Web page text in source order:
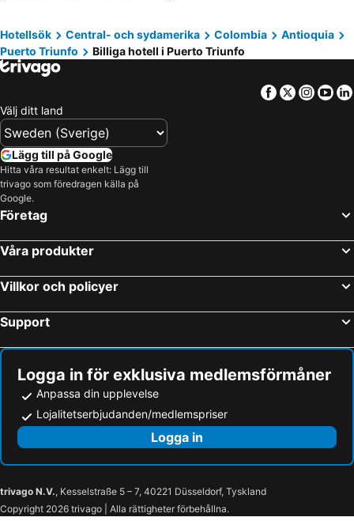
Hotellsök Central- och sydamerika Colombia
Antioquia
Puerto Triunfo
Billiga hotell i Puerto Triunfo
Facebook
Twitter
Välj ditt land
Lägg till på Google
Hitta våra resultat enkelt: Lägg till
trivago som föredragen källa på
Google.
Företag
Våra produkter
Villkor och policyer
Support
Logga in för exklusiva medlemsförmåner
Anpassa din upplevelse
Lojalitetserbjudanden/medlemspriser
Logga in
trivago N.V., Kesselstraße 5 – 7, 40221 Düsseldorf, Tyskland
Copyright 2026 trivago | Alla rättigheter förbehållna.